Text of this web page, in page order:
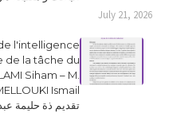
July 21, 2026
l'intelligence
de la tâche du
Siham – M.
تقديم ذة حليمة